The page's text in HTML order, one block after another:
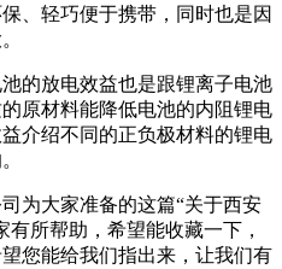
、轻巧便于携带，同时也是因
的放电效益也是跟锂离子电池
原材料能降低电池的内阻锂电
介绍不同的正负极材料的锂电
为大家准备的这篇“关于西安
所帮助，希望能收藏一下，
您能给我们指出来，让我们有